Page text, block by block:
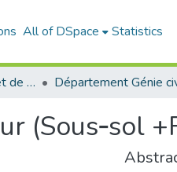
All of DSpace Statistics
Faculté des sciences et de la technologie
(Sous‐sol